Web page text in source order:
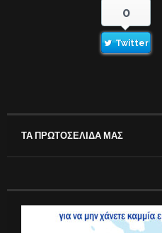
0
Twitter
ΤΑ ΠΡΩΤΟΣΕΛΙΔΑ ΜΑΣ